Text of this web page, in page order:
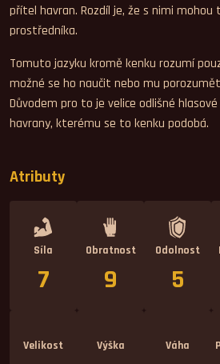
přítel havran. Rozdíl je, že s nimi
prostředníka.
Tomuto jazyku kromě kenku rozumí
možné se ho naučit nebo mu
Důvodem pro to je velice odlišné
havrany, kterému se to kenku podobá.
Atributy
Síla
7
Obratnost
9
Odolnost
5
Velikost Výška Váha